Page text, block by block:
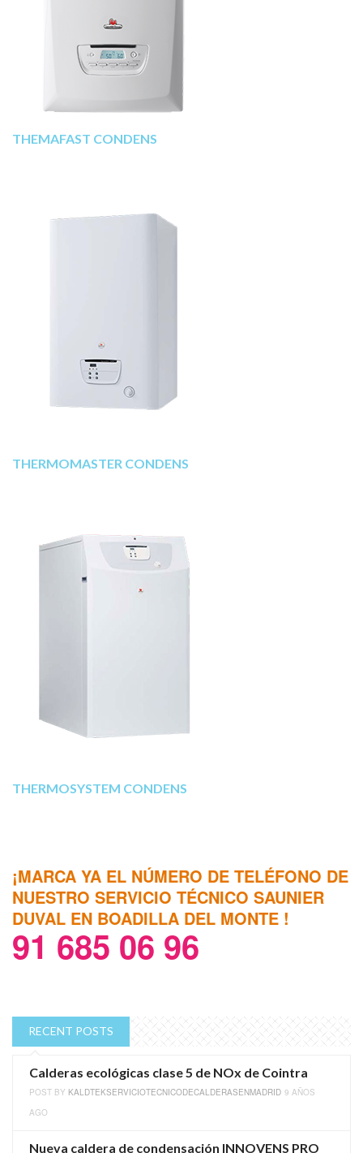
THEMAFAST CONDENS
THERMOMASTER CONDENS
THERMOSYSTEM CONDENS
¡MARCA YA EL NÚMERO DE TELÉFONO DE
NUESTRO SERVICIO TÉCNICO SAUNIER
DUVAL EN BOADILLA DEL MONTE !
91 685 06 96
RECENT POSTS
Calderas ecológicas clase 5 de NOx de Cointra
POST BY KALDTEKSERVICIOTECNICODECALDERASENMADRID 9 AÑOS
AGO
Nueva caldera de condensación INNOVENS PRO